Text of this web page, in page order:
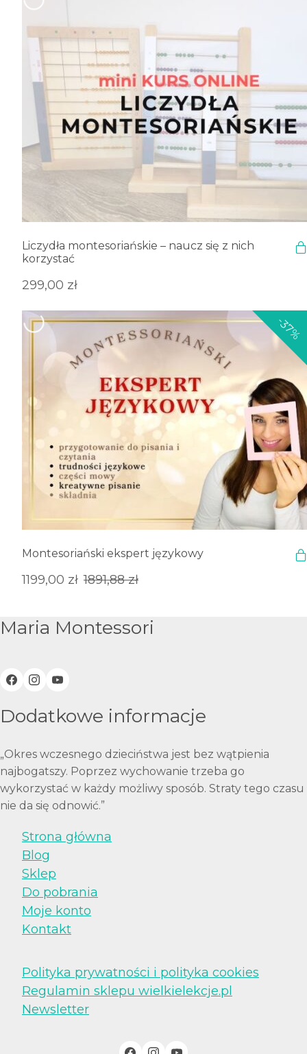
Liczydła montesoriańskie – naucz się z nich
korzystać
299,00 zł
-37%
Montesoriański ekspert językowy
1891,88zł
Pierwotna
1891,88 zł.
1199,00 zł
Aktualna
1199,00 zł.
Maria Montessori
Dodatkowe informacje
„Okres wczesnego dzieciństwa jest bez wątpienia
najbogatszy. Poprzez wychowanie trzeba go
wykorzystać w każdy możliwy sposób. Straty tego czasu
nie da się odnowić.”
Strona główna
Blog
Sklep
Do pobrania
Moje konto
Kontakt
Polityka prywatności i polityka cookies
Regulamin sklepu wielkielekcje.pl
Newsletter